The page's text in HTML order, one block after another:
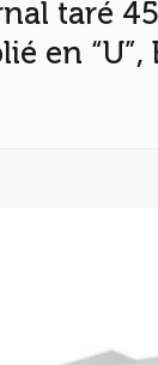
taré
en “U”,